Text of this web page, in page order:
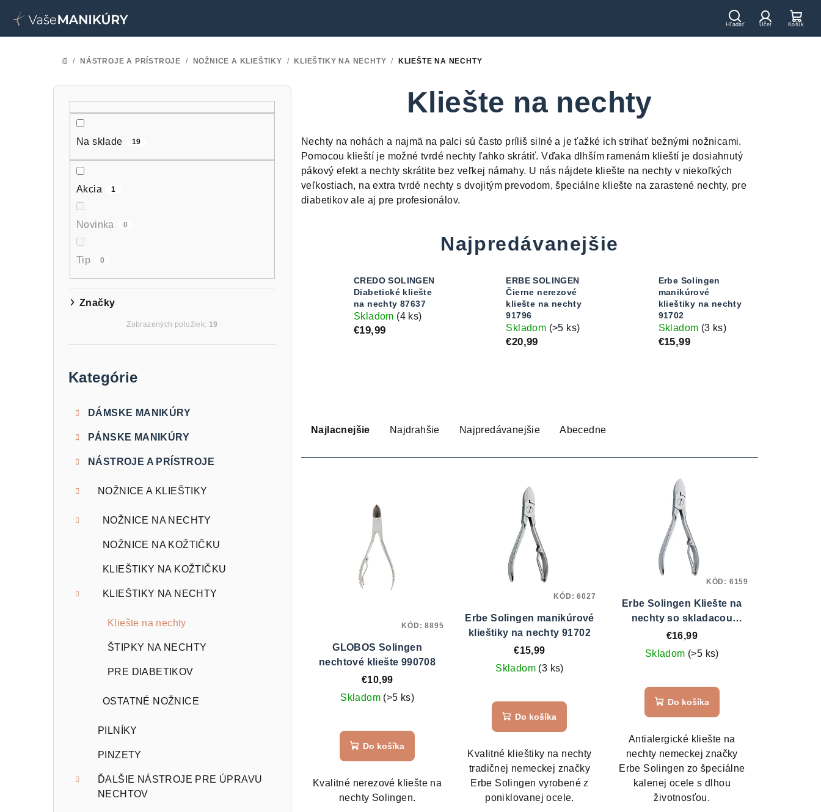
obsah
Hľadať
DOMOV
/ NÁSTROJE A PRÍSTROJE / NOŽNICE A KLIEŠTIKY / KLIEŠTIKY NA NECHTY / KLIEŠTE NA NECHTY
Na sklade 19
Akcia 1
Novinka 0
Tip 0
Značky
Zobrazených položiek: 19
Kategórie
DÁMSKE MANIKÚRY
PÁNSKE MANIKÚRY
NÁSTROJE A PRÍSTROJE
NOŽNICE A KLIEŠTIKY
NOŽNICE NA NECHTY
NOŽNICE NA KOŽTIČKU
KLIEŠTIKY NA KOŽTIČKU
KLIEŠTIKY NA NECHTY
Kliešte na nechty
ŠTIPKY NA NECHTY
PRE DIABETIKOV
OSTATNÉ NOŽNICE
PILNÍKY
PINZETY
ĎALŠIE NÁSTROJE PRE ÚPRAVU
NECHTOV
Kliešte na nechty
Nechty na nohách a najmä na palci sú často príliš silné a je ťažké ich strihať bežnými nožnicami.
Pomocou klieští je možné tvrdé nechty ľahko skrátiť. Vďaka dlhším ramenám klieští je dosiahnutý
pákový efekt a nechty skrátite bez veľkej námahy. U nás nájdete kliešte na nechty v niekoľkých
veľkostiach, na extra tvrdé nechty s dvojitým prevodom, špeciálne kliešte na zarastené nechty, pre
diabetikov ale aj pre profesionálov.
Najpredávanejšie
CREDO SOLINGEN
Diabetické kliešte
na nechty 87637
Skladom (4 ks)
€19,99
ERBE SOLINGEN
Čierne nerezové
kliešte na nechty
91796
Skladom (>5 ks)
€20,99
Erbe Solingen
manikúrové
klieštiky na nechty
91702
Skladom (3 ks)
€15,99
a
d
Najlacnejšie Najdrahšie Najpredávanejšie Abecedne
GLOBOS Solingen
nechtové kliešte 990708
€10,99
Skladom (>5 ks)
Do košíka
Kvalitné nerezové kliešte na
nechty Solingen.
KÓD:8895
Erbe Solingen manikúrové
klieštiky na nechty 91702
€15,99
Skladom (3 ks)
Do košíka
Kvalitné klieštiky na nechty
tradičnej nemeckej značky
Erbe Solingen vyrobené z
poniklovanej ocele.
KÓD:6027
Erbe Solingen Kliešte na
nechty so skladacou
pružinou 11702
€16,99
Skladom (>5 ks)
Do košíka
Antialergické kliešte na
nechty nemeckej značky
Erbe Solingen zo špeciálne
kalenej ocele s dlhou
životnosťou.
KÓD: 6159